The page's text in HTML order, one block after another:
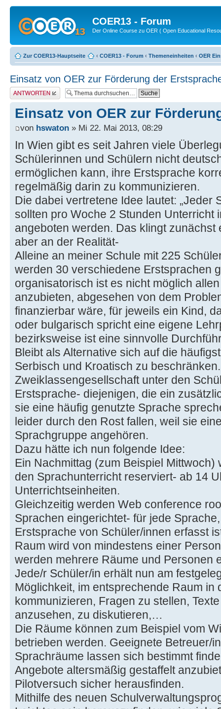
COER13 - Forum
Der Online Course zu OER ( Open Educational
Zur COER13-Hauptseite ‹ COER13 - Forum ‹ Themeneinheiten ‹ OER
Einsatz von OER zur Förderung der
Antwort erstellen
Einsatz von OER zur
von hswaton » Mi 22. Mai 2013, 08:29
In Wien gibt es seit Jahren viele
Schülerinnen und Schülern nicht
ermöglichen kann, ihre Erstsprache
regelmäßig darin zu kommunizieren.
Die dabei vertretene Idee lautet: „Jeder
sollten pro Woche 2 Stunden Unterricht
angeboten werden. Das klingt zunächst
aber an der Realität-
Alleine an meiner Schule mit 225
werden 30 verschiedene Erstsprachen
organisatorisch ist es nicht möglich
anzubieten, abgesehen von dem
finanzierbar wäre, für jeweils ein Kind,
oder bulgarisch spricht eine eigene
bezirksweise ist eine sinnvolle
Bleibt als Alternative sich auf die
Serbisch und Kroatisch zu
Zweiklassengesellschaft unter den
Erstsprache- diejenigen, die ein
sie eine häufig genutzte Sprache
leider durch den Rost fallen, weil sie
Sprachgruppe angehören.
Dazu hätte ich nun folgende Idee:
Ein Nachmittag (zum Beispiel Mittwoch)
den Sprachunterricht reserviert- ab 14
Unterrichtseinheiten.
Gleichzeitig werden Web conference
Sprachen eingerichtet- für jede
Erstsprache von Schüler/innen erfasst
Raum wird von mindestens einer
werden mehrere Räume und Personen
Jede/r Schüler/in erhält nun am
Möglichkeit, im entsprechende Raum in
kommunizieren, Fragen zu stellen,
anzusehen, zu diskutieren,…
Die Räume können zum Beispiel vom
betrieben werden. Geeignete Betreuer/
Sprachräume lassen sich bestimmt
Angebote altersmäßig gestaffelt
Pilotversuch sicher herausfinden.
Mithilfe des neuen